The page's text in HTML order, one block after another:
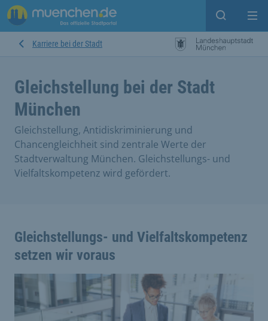
Suche
Karriere bei der Stadt
Gleichstellung bei der Stadt
München
Gleichstellung, Antidiskriminierung und
Chancengleichheit sind zentrale Werte der
Stadtverwaltung München. Gleichstellungs- und
Vielfaltskompetenz wird gefördert.
Gleichstellungs- und Vielfaltskompetenz
setzen wir voraus